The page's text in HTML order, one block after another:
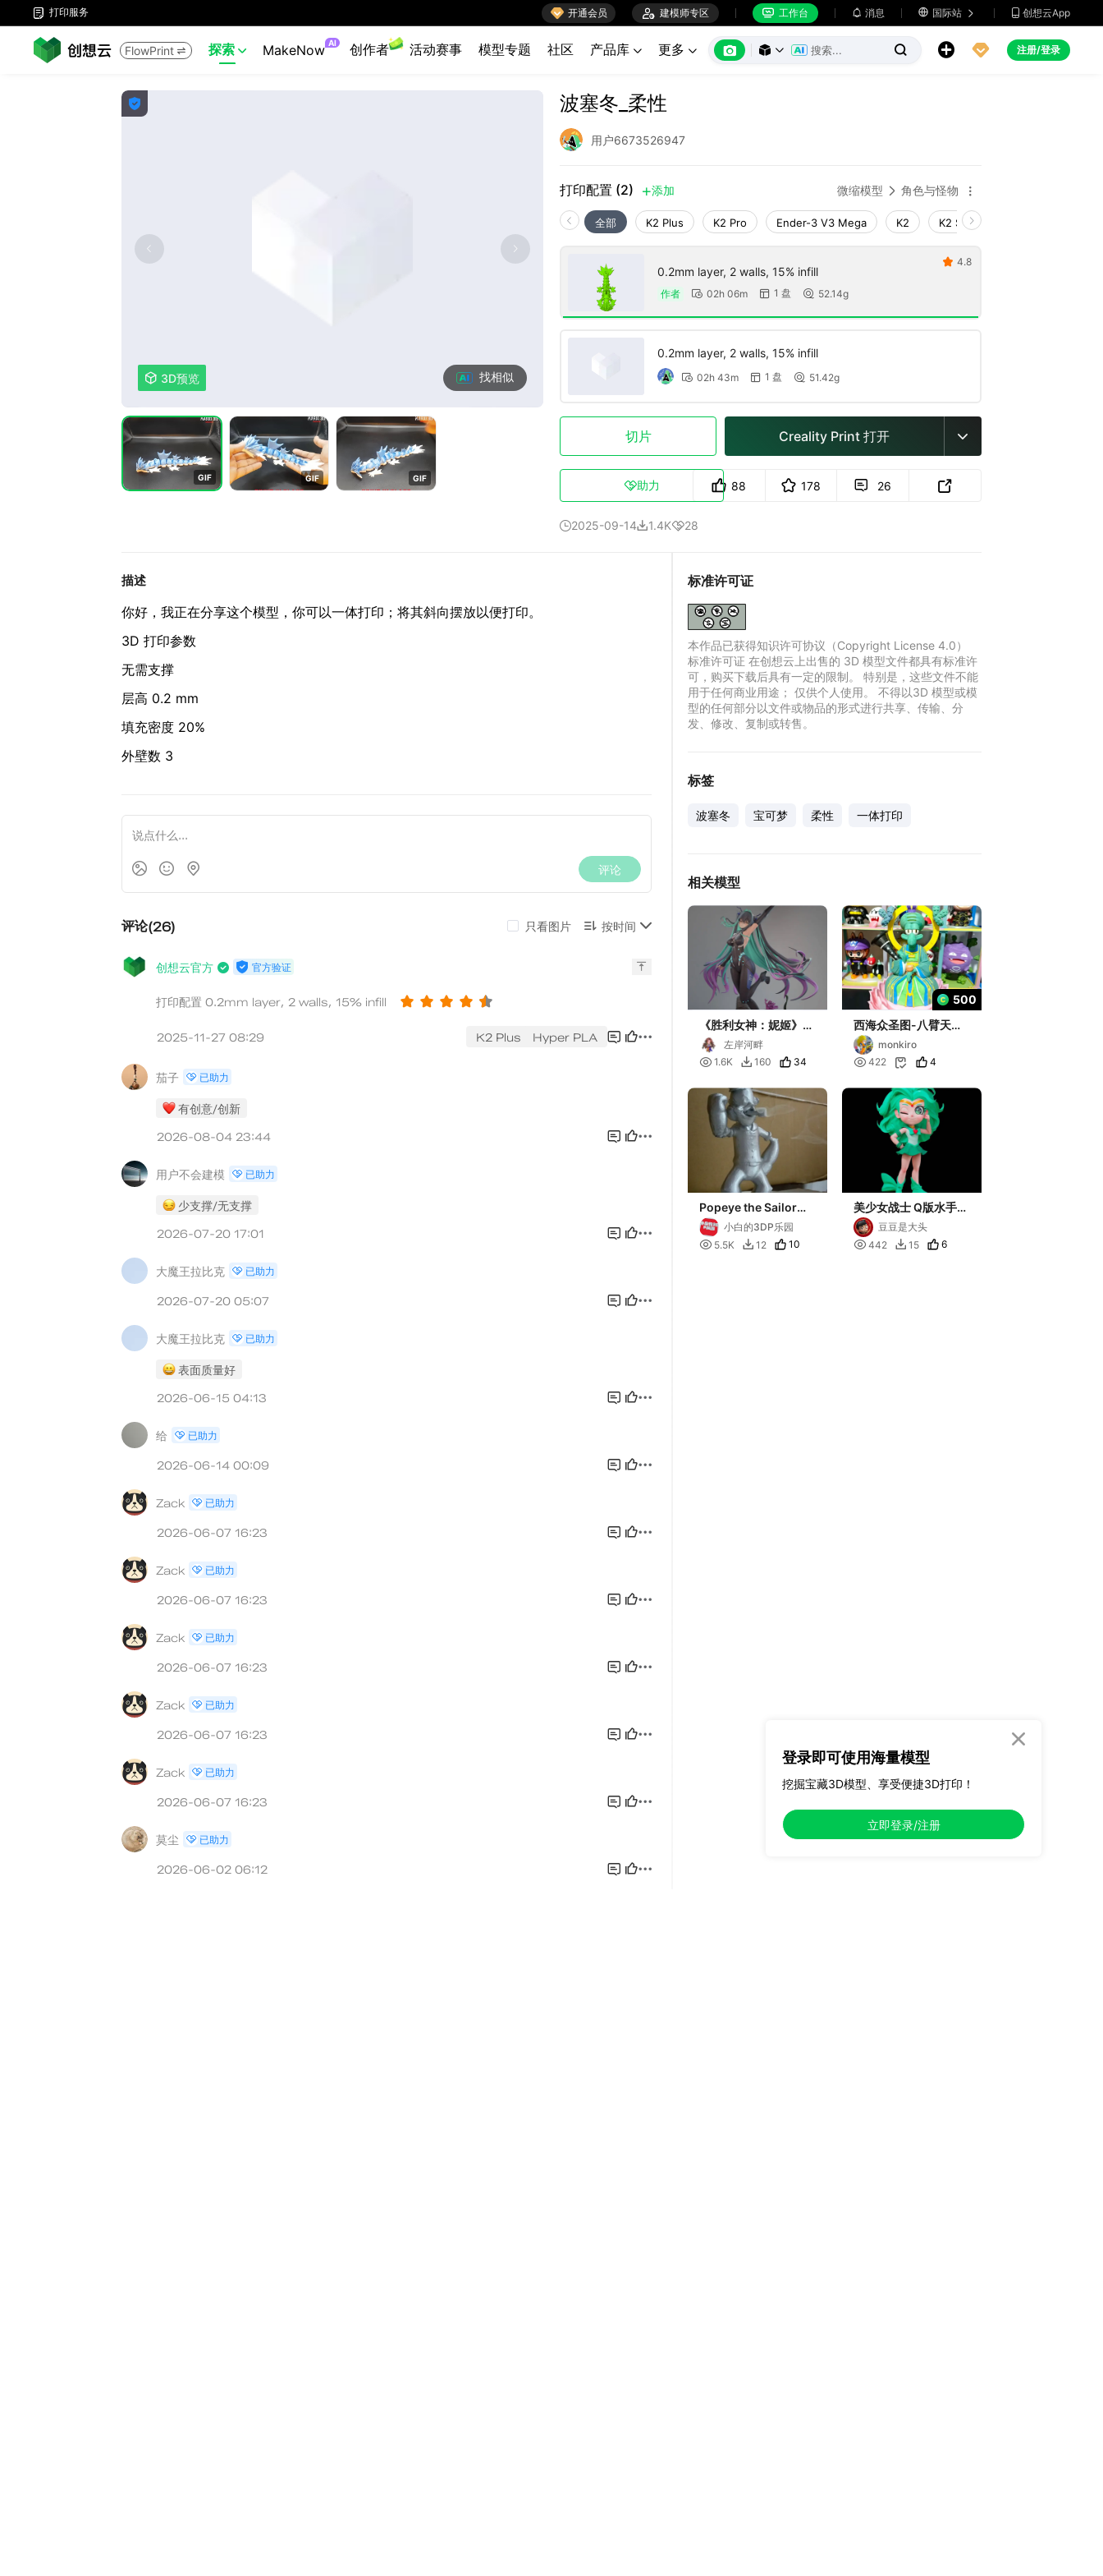
 打印服务  开通会员  建模师专区  工作台  消息  国际站   创想云App
FlowPrint  探索  MakeNow AI 创作者 活动赛事 模型专题 社区 产品库  更多        注册/登录

 3D预览 找相似
GIF GIF GIF
波塞冬_柔性
用户6673526947
打印配置 (2) 添加 微缩模型  角色与怪物 
全部 K2 Plus K2 Pro Ender-3 V3 Mega K2 K2 SE
0.2mm layer, 2 walls, 15% infill
作者  02h 06m  1 盘  52.14g
 4.8
0.2mm layer, 2 walls, 15% infill
 02h 43m  1 盘  51.42g
切片 Creality Print 打开 
助力 88 178  26 
2025-09-141.4K28
描述
你好，我正在分享这个模型，你可以一体打印；将其斜向摆放以便打印。
3D 打印参数
无需支撑
层高 0.2 mm
填充密度 20%
外壁数 3
标准许可证
本作品已获得知识许可协议（Copyright License 4.0）
标准许可证 在创想云上出售的 3D 模型文件都具有标准许
可，购买下载后具有一定的限制。 特别是，这些文件不能
用于任何商业用途； 仅供个人使用。 不得以3D 模型或模
型的任何部分以文件或物品的形式进行共享、传输、分
发、修改、复制或转售。
标签
波塞冬 宝可梦 柔性 一体打印
相关模型
《胜利女神：妮姬》小
美人鱼-赛莲
左岸河畔
 1.6K  160 34
500
西海众圣图-八臂天尊-
章鱼哥-比奇堡说妙法
monkiro
 422  4
Popeye the Sailor
Backflow Incense
小白的3DP乐园
 5.5K  12 10
美少女战士 Q版水手海
王星 海王满
豆豆是大头
 442  15 6
登录即可使用海量模型
挖掘宝藏3D模型、享受便捷3D打印！
立即登录/注册
